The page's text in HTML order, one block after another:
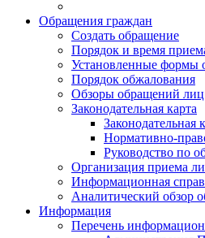
Обращения граждан
Создать обращение
Порядок и время
Установленные формы
Порядок обжалования
Обзоры обращений лиц
Законодательная карта
Законодательная
Нормативно-
Руководство по
Организация приема
Информационная
Аналитический обзор
Информация
Перечень